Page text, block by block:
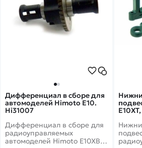
Дифференциал в сборе для
автомоделей Himoto E10.
Hi31007
Дифференциал в сборе для
радиоуправляемых
автомоделей Himoto E10XB,